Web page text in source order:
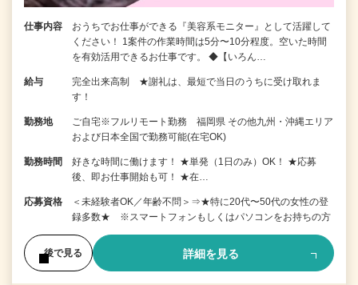
仕事内容
おうちでお仕事ができる『美容系モニター』として活躍して
ください！ 1案件の作業時間は5分〜10分程度。空いた時間
を有効活用できるお仕事です。 ◆【いろん…
給与
完全出来高制 ★謝礼は、最短で当日のうちに受け取れま
す！
勤務地
ご自宅※フルリモート勤務 福岡県 その他九州・沖縄エリア
および日本全国で勤務可能(在宅OK)
勤務時間
好きな時間に働けます！ ★単発（1日のみ）OK！ ★応募
後、即お仕事開始も可！ ★在…
応募資格
＜未経験者OK／年齢不問＞⇒★特に20代〜50代の女性の登
録多数★ ※スマートフォンもしくはパソコンをお持ちの方
後で見る 詳細を見る